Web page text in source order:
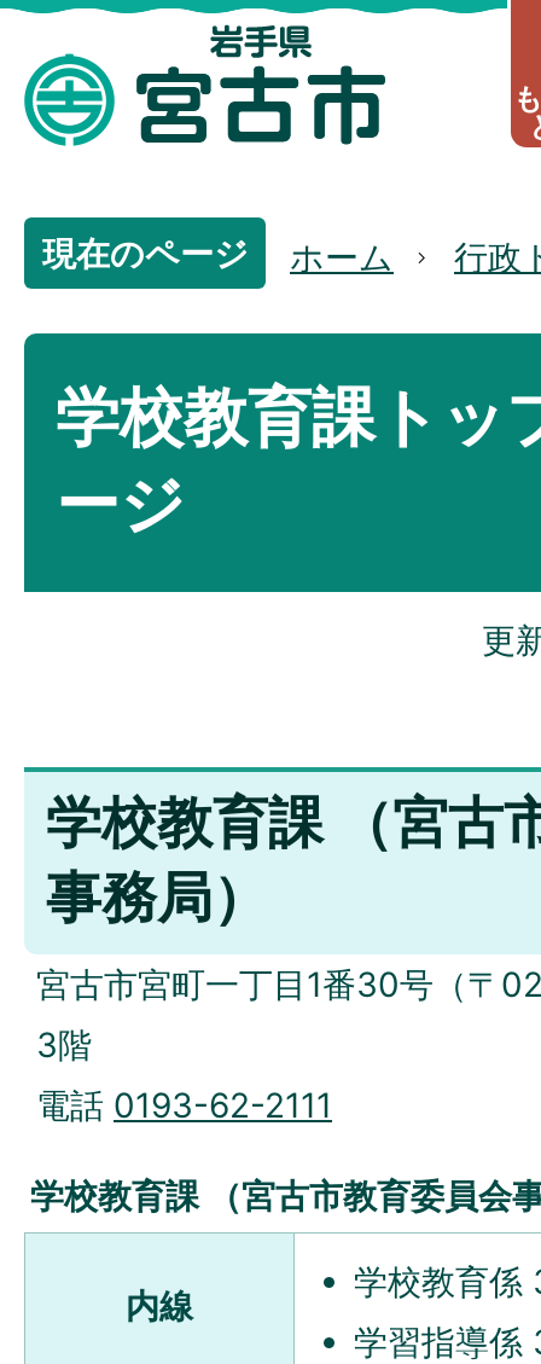
現在のページ ホーム 行政
学校教育課トッ
ージ
更
学校教育課 （宮古
事務局）
宮古市宮町一丁目1番30号（〒
3階
電話 0193-62-2111
学校教育課 （宮古市教育委員会
内線
学校教育
学習指導係